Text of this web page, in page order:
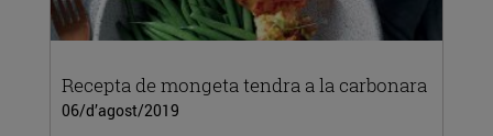
Recepta de mongeta tendra a la carbonara
06/d’agost/2019